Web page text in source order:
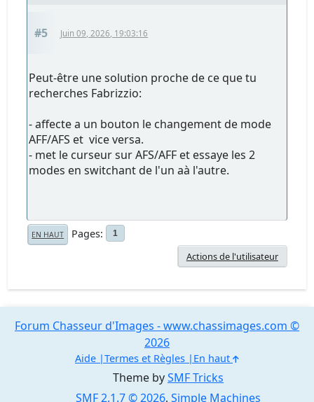
#5 Juin 09, 2026, 19:03:16
Peut-être une solution proche de ce que tu
recherches Fabrizzio:
- affecte a un bouton le changement de mode
AFF/AFS et vice versa.
- met le curseur sur AFS/AFF et essaye les 2
modes en switchant de l'un aà l'autre.
EN HAUT Pages 1
Actions de l'utilisateur
Theme bySMF Tricks
SMF 2.1.7 © 2026, Simple Machines
Forum Chasseur d'Images - www.chassimages.com ©
2026
Aide Termes et Règles En haut